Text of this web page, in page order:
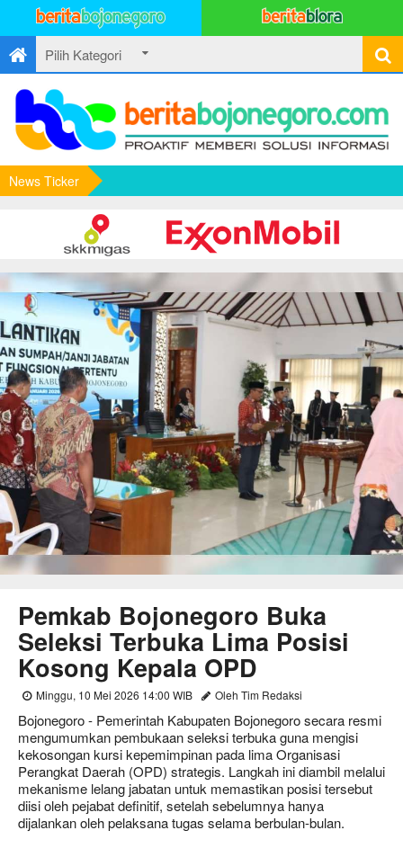
News Ticker
Pemkab Bojonegoro Buka
Seleksi Terbuka Lima Posisi
Kosong Kepala OPD
Minggu, 10 Mei 2026 14:00 WIB Oleh Tim Redaksi
Bojonegoro - Pemerintah Kabupaten Bojonegoro secara resmi
mengumumkan pembukaan seleksi terbuka guna mengisi
kekosongan kursi kepemimpinan pada lima Organisasi
Perangkat Daerah (OPD) strategis. Langkah ini diambil melalui
mekanisme lelang jabatan untuk memastikan posisi tersebut
diisi oleh pejabat definitif, setelah sebelumnya hanya
dijalankan oleh pelaksana tugas selama berbulan-bulan.